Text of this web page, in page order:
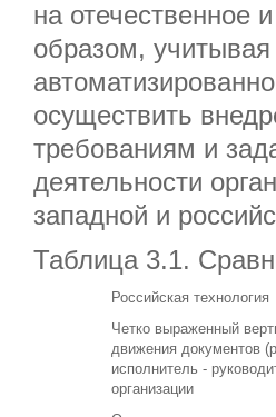
на отечественное
образом,
осуществить
требованиям и
деятельности
западной и
Таблица 3.1.
Российская технология
Четко выраженный
движения документов
исполнитель -
организации